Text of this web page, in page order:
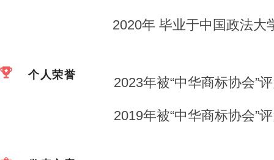
2020年 毕业于中国政法大
个人荣誉 2023年被“中华商标协会”
2019年被“中华商标协会”